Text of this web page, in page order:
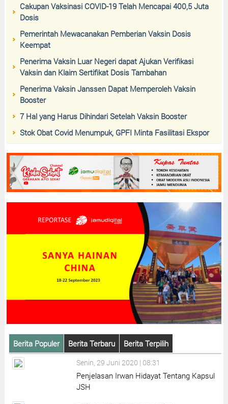
Cakupan Vaksinasi COVID-19 Telah Mencapai 400,5 Juta
Dosis
Pemerintah Mewacanakan Pemberian Vaksin Dosis
Keempat
Penerima Vaksin Luar Negeri dapat Ajukan Verifikasi
Vaksin dan Klaim Sertifikat Dosis Tambahan
Penerima Vaksin Janssen Dapat Memperoleh Vaksin
Booster
7 Hal yang Harus Dihindari Setelah Vaksin Booster
Stok Obat Covid Menumpuk, GPFI Minta Fasilitasi Ekspor
Berita Populer Berita Terbaru Berita Terpilih
Senin, 29 Juni 2020 | 08:31
Penjelasan Irwan Hidayat Tentang Kapsul
JSH